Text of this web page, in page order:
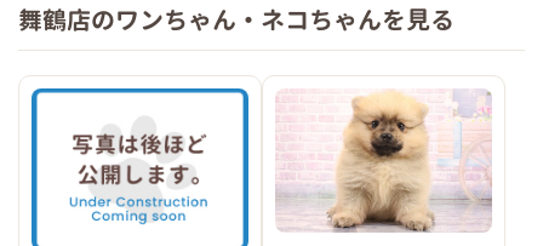
舞鶴店のワンちゃん・ネコちゃんを見る